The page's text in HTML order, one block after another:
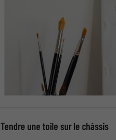
Tendre une toile sur le châssis